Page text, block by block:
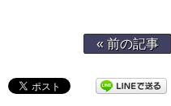
« 前の記事